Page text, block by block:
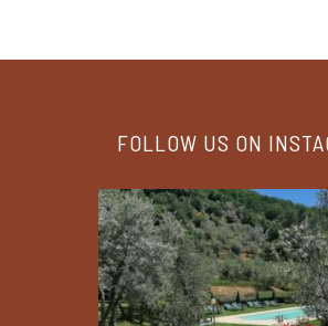
FOLLOW US ON